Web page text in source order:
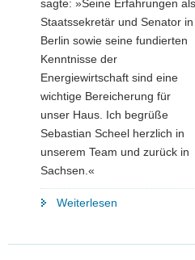
sagte: »Seine Erfahrungen als
Staatssekretär und Senator in
Berlin sowie seine fundierten
Kenntnisse der
Energiewirtschaft sind eine
wichtige Bereicherung für
unser Haus. Ich begrüße
Sebastian Scheel herzlich in
unserem Team und zurück in
Sachsen.«
Weiterlesen